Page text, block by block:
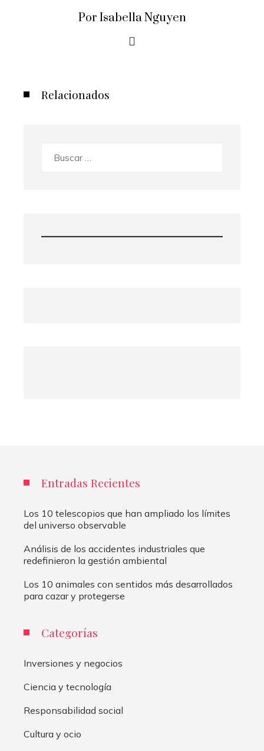
Por Isabella Nguyen
Relacionados
Entradas Recientes
Los 10 telescopios que han ampliado los límites
del universo observable
Análisis de los accidentes industriales que
redefinieron la gestión ambiental
Los 10 animales con sentidos más desarrollados
para cazar y protegerse
Categorías
Inversiones y negocios
Ciencia y tecnología
Responsabilidad social
Cultura y ocio